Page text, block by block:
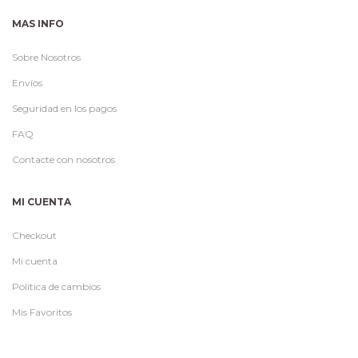
MAS INFO
Sobre Nosotros
Envíos
Seguridad en los pagos
FAQ
Contacte con nosotros
MI CUENTA
Checkout
Mi cuenta
Política de cambios
Mis Favoritos